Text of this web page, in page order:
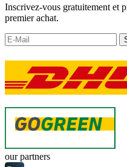
Inscrivez-vous gratuitement et
premier achat.
our partners